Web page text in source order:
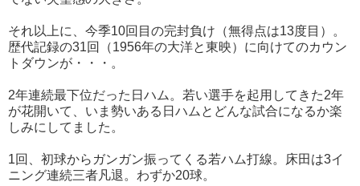
それ以上に、今季10回目の完封負け（無得点は13度目）。
歴代記録の31回（1956年の大洋と東映）に向けてのカウン
トダウンが・・・。
2年連続最下位だった日ハム。若い選手を起用してきた2年
が花開いて、いま勢いある日ハムとどんな試合になるか楽
しみにしてました。
1回、初球からガンガン振ってくる若ハム打線。床田は3イ
ニング連続三者凡退。わずか20球。